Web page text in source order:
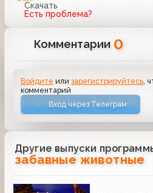
Скачать
Есть проблема?
Комментарии 0
Войдите илизарегистрируйтесь,
комментарий
Вход через Телеграм
Другие выпуски
забавные животные